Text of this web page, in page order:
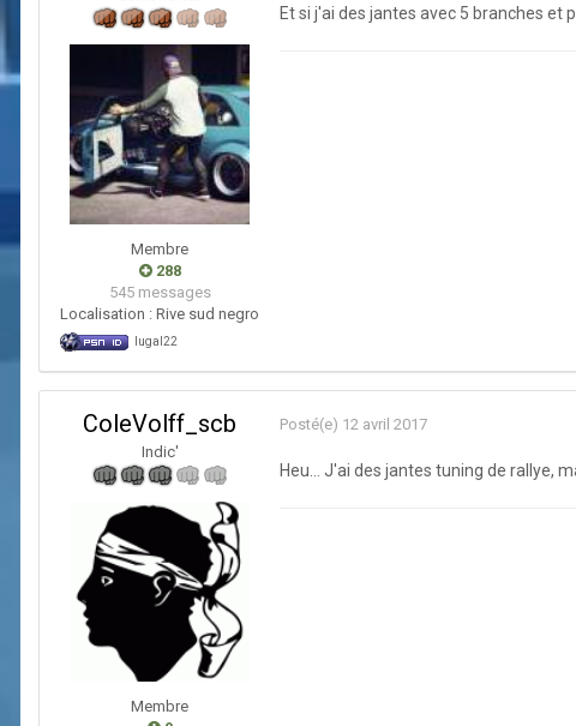
Membre
288
545 messages
Localisation : Rive sud negro
lugal22
Et si j'ai des jantes avec 5 branches et
ColeVolff_scb
Indic'
Membre
Posté(e) 12 avril 2017
Heu... J'ai des jantes tuning de rallye,